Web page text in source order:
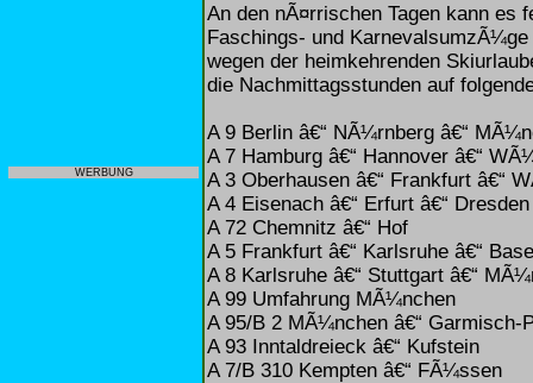
WERBUNG
An den nÃ¤rrischen Tagen kann es
Faschings- und
wegen der heimkehrenden
die Nachmittagsstunden auf
A 9 Berlin â€“ NÃ¼rnberg â€“
A 7 Hamburg â€“ Hannover â€“
A 3 Oberhausen â€“ Frankfurt â€“
A 4 Eisenach â€“ Erfurt â€“ Dresden
A 72 Chemnitz â€“ Hof
A 5 Frankfurt â€“ Karlsruhe â€“
A 8 Karlsruhe â€“ Stuttgart â€“
A 99 Umfahrung MÃ¼nchen
A 95/B 2 MÃ¼nchen â€“ Garmisch-
A 93 Inntaldreieck â€“ Kufstein
A 7/B 310 Kempten â€“ FÃ¼ssen